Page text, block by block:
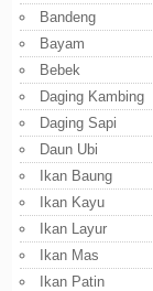
Bandeng
Bayam
Bebek
Daging Kambing
Daging Sapi
Daun Ubi
Ikan Baung
Ikan Kayu
Ikan Layur
Ikan Mas
Ikan Patin